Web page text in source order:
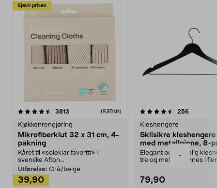
-
Sjekk prisen
3813 anmeldelser(9,97/stk)
Kjøkkenrengjøring
Mikrofiberklut 32 x 31 cm, 4-
pakning
Kåret til «soleklar favoritt» i
svenske Afton...
Utførelse: Grå/beige
39,90
4.5av 5 stjerner 256
Kleshengere
Sklisikre
med metallpinne, 8-
Elegant og skikkelig
tre og metall – finnes i
79,90
4.5av 5 stjerner